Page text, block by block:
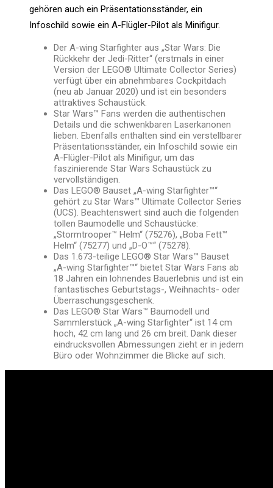
gehören auch ein Präsentationsständer, ein
Infoschild sowie ein A-Flügler-Pilot als Minifigur.
Der A-wing Starfighter aus „Star Wars: Die
Rückkehr der Jedi-Ritter“ (erstmals in einer
Version der LEGO® Ultimate Collector Series)
verfügt über ein abnehmbares Cockpitdach
(neu ab Januar 2020) und ist ein besonders
attraktives Schaustück.
Star Wars™ Fans werden die authentischen
Details und die schwenkbaren Laserkanonen
lieben. Ebenfalls enthalten sind ein verstellbarer
Präsentationsständer, ein Infoschild sowie ein
A-Flügler-Pilot als Minifigur, um das
faszinierende Star Wars Schaustück zu
vervollständigen.
Das LEGO® Bauset „A-wing Starfighter™“
gehört zu Star Wars™ Ultimate Collector Series
(UCS). Beachtenswert sind auch die folgenden
tollen Baumodelle und Schaustücke:
„Stormtrooper™ Helm“ (75276), „Boba Fett™
Helm“ (75277) und „D-O™“ (75278).
Das 1.673-teilige LEGO® Star Wars™ Bauset
„A-wing Starfighter™“ bietet Star Wars Fans ab
18 Jahren ein lohnendes Bauerlebnis und ist ein
fantastisches Geburtstags-, Weihnachts- oder
Überraschungsgeschenk.
Das LEGO® Star Wars™ Baumodell und
Sammlerstück „A-wing Starfighter“ ist 14 cm
hoch, 42 cm lang und 26 cm breit. Dank dieser
eindrucksvollen Abmessungen zieht er in jedem
Büro oder Wohnzimmer die Blicke auf sich.